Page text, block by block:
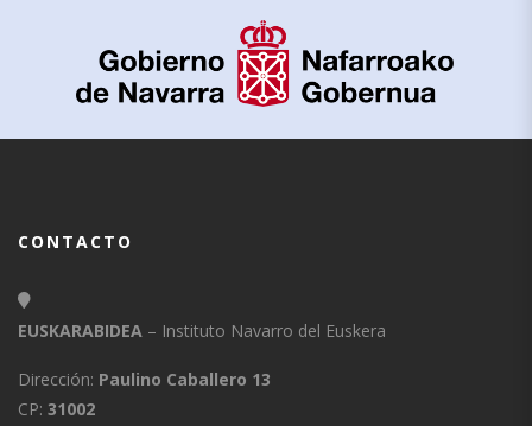
CONTACTO
EUSKARABIDEA – Instituto Navarro del Euskera
Dirección: Paulino Caballero 13
CP: 31002